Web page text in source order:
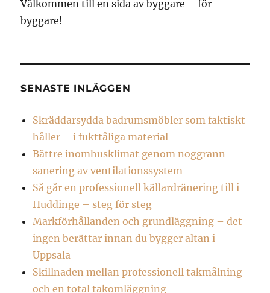
Välkommen till en sida av byggare – för
byggare!
SENASTE INLÄGGEN
Skräddarsydda badrumsmöbler som faktiskt
håller – i fukttåliga material
Bättre inomhusklimat genom noggrann
sanering av ventilationssystem
Så går en professionell källardränering till i
Huddinge – steg för steg
Markförhållanden och grundläggning – det
ingen berättar innan du bygger altan i
Uppsala
Skillnaden mellan professionell takmålning
och en total takomläggning